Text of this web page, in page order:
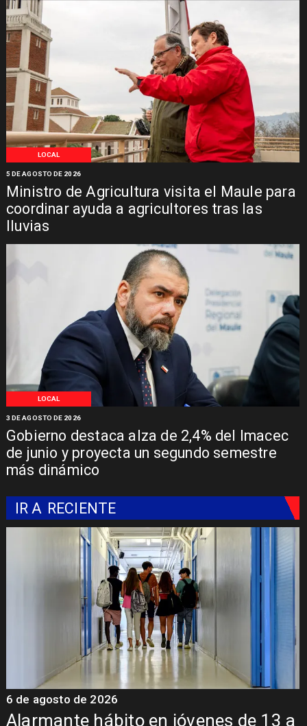
LOCAL
Ministro de Agricultura visita el Maule para
coordinar ayuda a agricultores tras las
lluvias
5 DE AGOSTO DE 2026
LOCAL
Gobierno destaca alza de 2,4% del Imacec
de junio y proyecta un segundo semestre
más dinámico
3 DE AGOSTO DE 2026
IR A RECIENTE
Aprueban creación del Parque
6 de agosto de 2026